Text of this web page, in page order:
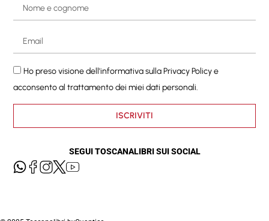
Ho preso visione dell'informativa sullaPrivacy Policye
acconsento al trattamento dei miei dati personali.
ISCRIVITI
SEGUI TOSCANALIBRI SUI SOCIAL